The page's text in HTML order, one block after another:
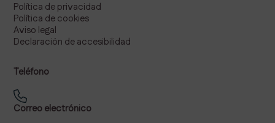
Política de privacidad
Política de cookies
Aviso legal
Declaración de accesibilidad
Teléfono
Correo electrónico